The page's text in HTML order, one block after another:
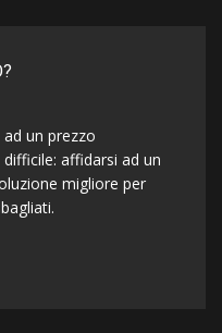
un prezzo
affidarsi ad un
migliore per